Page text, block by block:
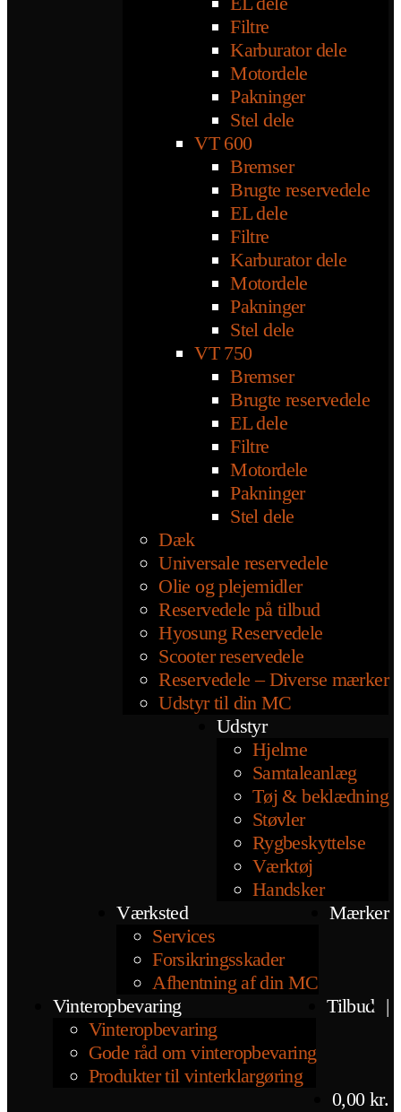
Filtre
Karburator dele
Motordele
Pakninger
Stel dele
VT 600
Bremser
Brugte reservedele
EL dele
Filtre
Karburator dele
Motordele
Pakninger
Stel dele
VT 750
Bremser
Brugte reservedele
EL dele
Filtre
Motordele
Pakninger
Stel dele
Dæk
Universale reservedele
Olie og plejemidler
Reservedele på tilbud
Hyosung Reservedele
Scooter reservedele
Reservedele – Diverse mærker
Udstyr til din MC
Udstyr
Hjelme
Samtaleanlæg
Tøj & beklædning
Støvler
Rygbeskyttelse
Værktøj
Handsker
Værksted
Services
Forsikringsskader
Afhentning af din MC
Mærker
Vinteropbevaring
Vinteropbevaring
Gode råd om vinteropbevaring
Produkter til vinterklargøring
Tilbud |
0,00 kr.